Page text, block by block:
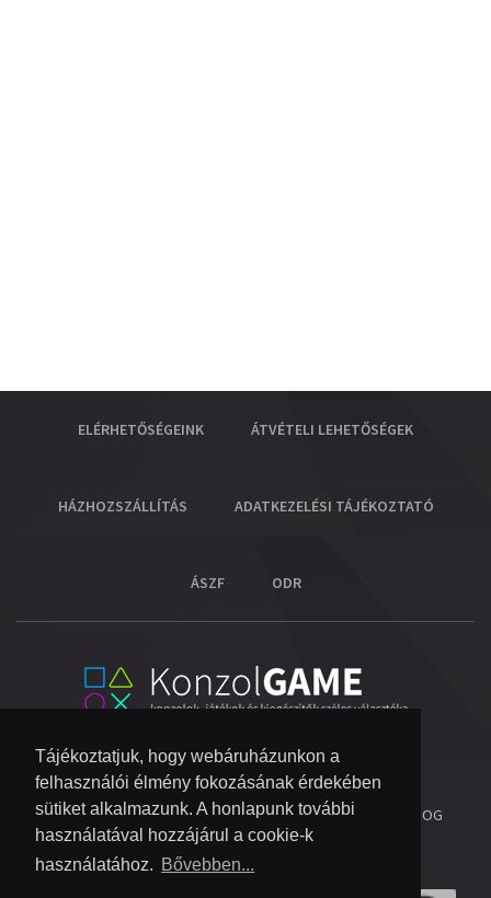
Tájékoztatjuk, hogy webáruházunkon a
felhasználói élmény fokozásának érdekében
sütiket alkalmazunk. A honlapunk további
használatával hozzájárul a cookie-k
használatához. Bővebben...
ELÉRHETŐSÉGEINK ÁTVÉTELI LEHETŐSÉGEK
HÁZHOZSZÁLLÍTÁS ADATKEZELÉSI TÁJÉKOZTATÓ
ÁSZF ODR
© 2026 COPYRIGHT KONZOL VIDEOGAME KFT.- MINDEN JOG
FENNTARTVA!